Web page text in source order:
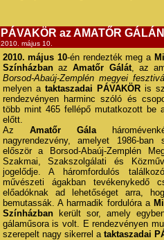
PÁVAKÖR az AMATŐR
2010. május 10.
2010. május 10-én rendezték meg a
SzínházbanazAmatőr Gálát, az
Borsod-Abaúj-Zemplén megyei
melyen a taktaszadai PÁVAKÖRis
rendezvényen harminc szóló és
több mint 465 fellépő mutatkozott be
előtt.
Az Amatőr Gála
nagyrendezvény, amelyet 1986-ban
először a Borsod-Abaúj-Zemplén
Szakmai, Szakszolgálati és
jogelődje. A háromfordulós
művészeti ágakban tevékenykedő
előadóknak ad lehetőséget arra,
bemutassák. A harmadik fordulóra a
Színházbankerült sor, amely
gálaműsora is volt. E rendezvényen
szerepelt nagy sikerrel a taktaszadai